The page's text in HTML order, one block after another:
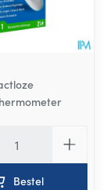
Bestel